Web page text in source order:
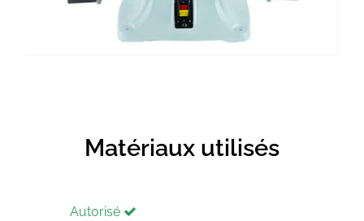
Matériaux utilisés
Autorisé